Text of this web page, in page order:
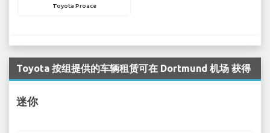
Toyota Proace
Toyota 按组提供的车辆租赁可在 Dortmund 机场 获得
迷你